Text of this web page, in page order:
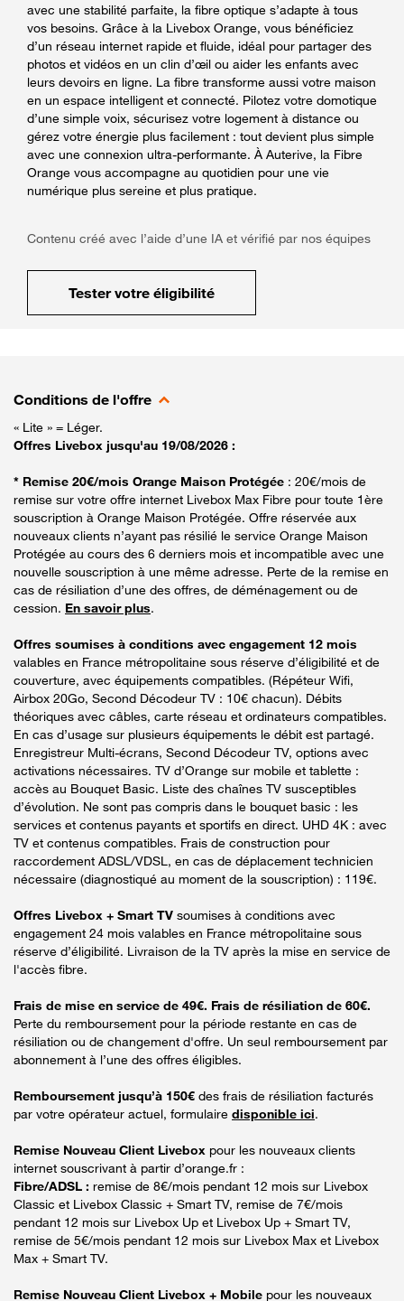
avec une stabilité parfaite, la fibre optique s’adapte à tous
vos besoins. Grâce à la Livebox Orange, vous bénéficiez
d’un réseau internet rapide et fluide, idéal pour partager des
photos et vidéos en un clin d’œil ou aider les enfants avec
leurs devoirs en ligne. La fibre transforme aussi votre maison
en un espace intelligent et connecté. Pilotez votre domotique
d’une simple voix, sécurisez votre logement à distance ou
gérez votre énergie plus facilement : tout devient plus simple
avec une connexion ultra-performante. À Auterive, la Fibre
Orange vous accompagne au quotidien pour une vie
numérique plus sereine et plus pratique.
Contenu créé avec l’aide d’une IA et vérifié par nos équipes
Tester votre éligibilité
Conditions de l'offre
« Lite » = Léger.
Offres Livebox jusqu'au 19/08/2026 :
* Remise 20€/mois Orange Maison Protégée : 20€/mois de
remise sur votre offre internet Livebox Max Fibre pour toute 1ère
souscription à Orange Maison Protégée. Offre réservée aux
nouveaux clients n’ayant pas résilié le service Orange Maison
Protégée au cours des 6 derniers mois et incompatible avec une
nouvelle souscription à une même adresse. Perte de la remise en
cas de résiliation d’une des offres, de déménagement ou de
cession. En savoir plus.
Offres soumises à conditions avec engagement 12 mois
valables en France métropolitaine sous réserve d’éligibilité et de
couverture, avec équipements compatibles. (Répéteur Wifi,
Airbox 20Go, Second Décodeur TV : 10€ chacun). Débits
théoriques avec câbles, carte réseau et ordinateurs compatibles.
En cas d’usage sur plusieurs équipements le débit est partagé.
Enregistreur Multi-écrans, Second Décodeur TV, options avec
activations nécessaires. TV d’Orange sur mobile et tablette :
accès au Bouquet Basic. Liste des chaînes TV susceptibles
d’évolution. Ne sont pas compris dans le bouquet basic : les
services et contenus payants et sportifs en direct. UHD 4K : avec
TV et contenus compatibles. Frais de construction pour
raccordement ADSL/VDSL, en cas de déplacement technicien
nécessaire (diagnostiqué au moment de la souscription) : 119€.
Offres Livebox + Smart TV soumises à conditions avec
engagement 24 mois valables en France métropolitaine sous
réserve d’éligibilité. Livraison de la TV après la mise en service de
l'accès fibre.
Frais de mise en service de 49€. Frais de résiliation de 60€.
Perte du remboursement pour la période restante en cas de
résiliation ou de changement d'offre. Un seul remboursement par
abonnement à l’une des offres éligibles.
Remboursement jusqu’à 150€ des frais de résiliation facturés
par votre opérateur actuel, formulaire disponible ici.
Remise Nouveau Client Livebox pour les nouveaux clients
internet souscrivant à partir d’orange.fr :
Fibre/ADSL : remise de 8€/mois pendant 12 mois sur Livebox
Classic et Livebox Classic + Smart TV, remise de 7€/mois
pendant 12 mois sur Livebox Up et Livebox Up + Smart TV,
remise de 5€/mois pendant 12 mois sur Livebox Max et Livebox
Max + Smart TV.
Remise Nouveau Client Livebox + Mobile pour les nouveaux